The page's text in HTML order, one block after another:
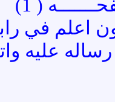
( 1)
اعلم في
عليه